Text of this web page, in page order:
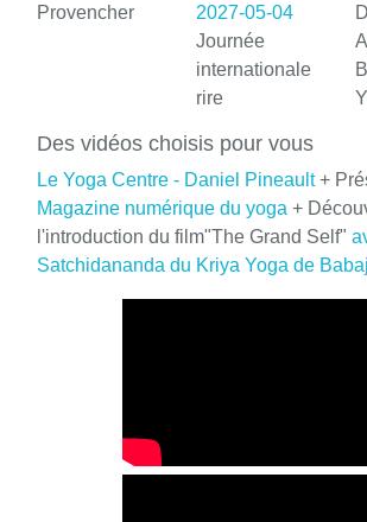
Provencher
2027-05-04
Journée
internationale
rire
Des vidéos choisis pour vous
Le Yoga Centre - Daniel Pineault+
Magazine numérique du yoga +
l'introduction du film"The Grand Self"
Satchidananda du Kriya Yoga de